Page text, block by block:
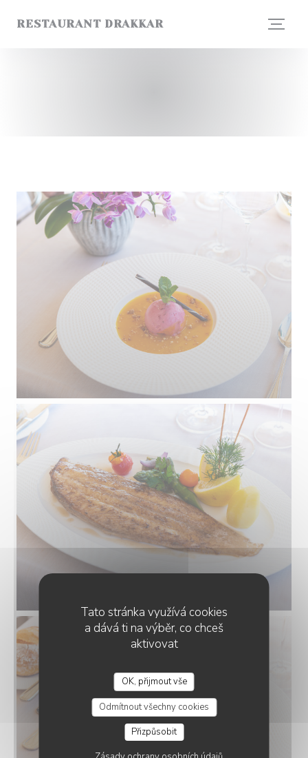
Tato stránka využívá cookies
a dává ti na výběr, co chceš
aktivovat
OK, přijmout vše
Odmítnout všechny cookies
Přizpůsobit
RESTAURANT DRAKKAR
RESTAURANT DRAKKAR